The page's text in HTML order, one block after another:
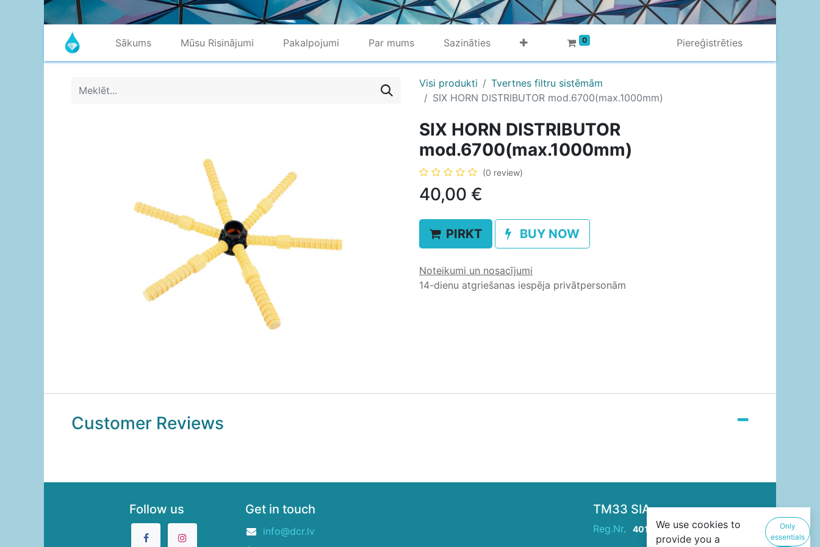
Sākums Mūsu Risinājumi Pakalpojumi Par mums Sazināties 0 Piereģistrēties
Visi produkti
Tvertnes filtru sistēmām
SIX HORN DISTRIBUTOR mod.6700(max.1000mm)
SIX HORN DISTRIBUTOR
mod.6700(max.1000mm)
(0 review)
40,00 €
PIRKT BUY NOW
Noteikumi un nosacījumi
14-dienu atgriešanas iespēja privātpersonām
Customer Reviews
Follow us Get in touch
info@dcr.lv
TM33 SIA
Reg.Nr. 40103946229
We use cookies to
provide you a
Only
essentials